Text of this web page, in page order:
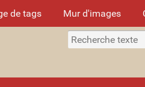
de tags Mur d'images